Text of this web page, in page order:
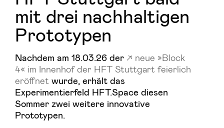
mit drei nachhaltigen
Prototypen
Nachdem am 18.03.26 der
neue »Block
4« im Innenhof der HFT Stuttgart feierlich
eröffnet wurde, erhält das
Experimentierfeld HFT.Space diesen
Sommer zwei weitere innovative
Prototypen.